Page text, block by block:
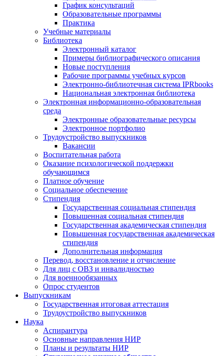
График консультаций
Образовательные программы
Практика
Учебные материалы
Библиотека
Электронный каталог
Примеры библиографического описания
Новые поступления
Рабочие программы учебных курсов
Электронно-библиотечная система IPRbooks
Национальная электронная библиотека
Электронная информационно-образовательная
среда
Электронные образовательные ресурсы
Электронное портфолио
Трудоустройство выпускников
Вакансии
Воспитательная работа
Оказание психологической поддержки
обучающимся
Платное обучение
Социальное обеспечение
Стипендия
Государственная социальная стипендия
Повышенная социальная стипендия
Государственная академическая стипендия
Повышенная государственная академическая
стипендия
Дополнительная информация
Перевод, восстановление и отчисление
Для лиц с ОВЗ и инвалидностью
Для военнообязанных
Опрос студентов
Выпускникам
Государственная итоговая аттестация
Трудоустройство выпускников
Наука
Аспирантура
Основные направления НИР
Планы и результаты НИР